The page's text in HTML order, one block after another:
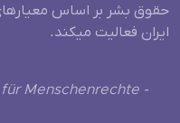
حقوق بشر بر اساس
ایران فعالیت میکند.
Menschenrechte -